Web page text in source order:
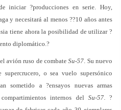
iniciar ?producciones en serie. Hoy,
y necesitará al menos ??10 años antes
tiene ahora la posibilidad de utilizar ?
diplomático.?
avión ruso de combateSu-57. Su nuevo
o sea vuelo supersónico
sometido a ?ensayos nuevas armas
internos del Su-57. ?